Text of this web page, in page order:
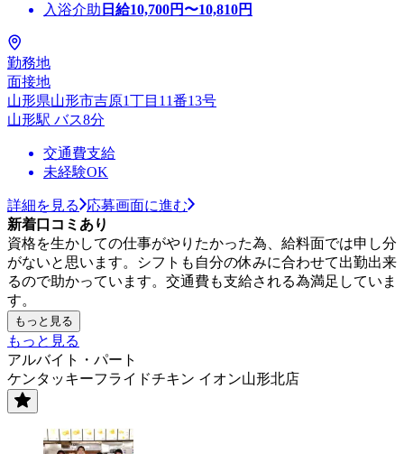
入浴介助 日給10,700円〜10,810円
勤務地
面接地
山形県山形市吉原1丁目11番13号
山形駅 バス8分
交通費支給
未経験OK
詳細を見る
応募画面に進む
新着口コミあり
資格を生かしての仕事がやりたかった為、給料面では申し分
がないと思います。シフトも自分の休みに合わせて出勤出来
るので助かっています。交通費も支給される為満足していま
す。
もっと見る
もっと見る
アルバイト・パート
ケンタッキーフライドチキン イオン山形北店